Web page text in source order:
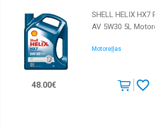
SHELL HELIX HX7
AV 5W30 5L
Motoreļļas
48.00€